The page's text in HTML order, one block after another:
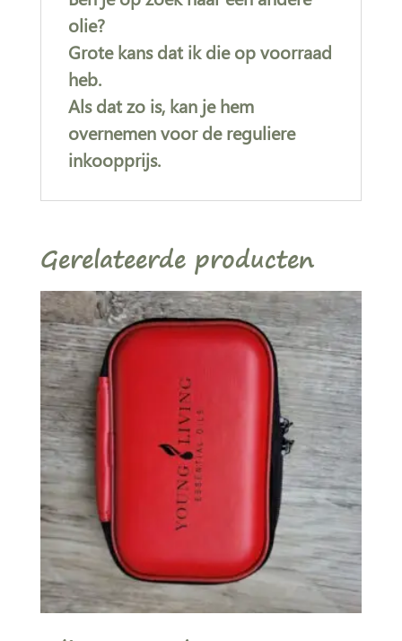
olie?
Grote kans dat ik die op voorraad
heb.
Als dat zo is, kan je hem
overnemen voor de reguliere
inkoopprijs.
Gerelateerde producten